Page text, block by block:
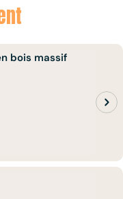
bois massif